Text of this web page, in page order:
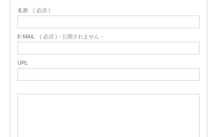
名前 ( 必須 )
E-MAIL ( 必須 ) - 公開されません -
URL